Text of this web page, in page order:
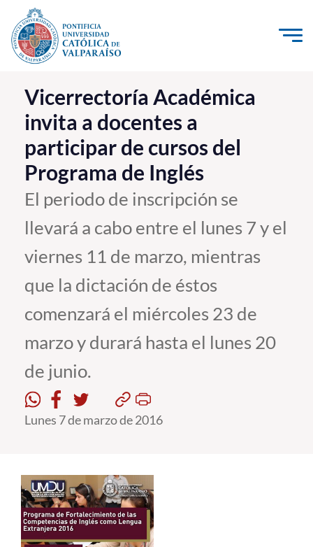
Click acá para ir directamente al contenido
La Universidad
Investigación, Creación e Innovación
PUCV Internacional
Vinculación con el Medio
Admisión
Pregrado
Postgrado
Formación Continua
Estudiantes
Académicos
Funcionarios
English
Vicerrectoría Académica
invita a docentes a
participar de cursos del
Programa de Inglés
El periodo de inscripción se
llevará a cabo entre el lunes 7 y el
viernes 11 de marzo, mientras
que la dictación de éstos
comenzará el miércoles 23 de
marzo y durará hasta el lunes 20
de junio.
Lunes 7 de marzo de 2016